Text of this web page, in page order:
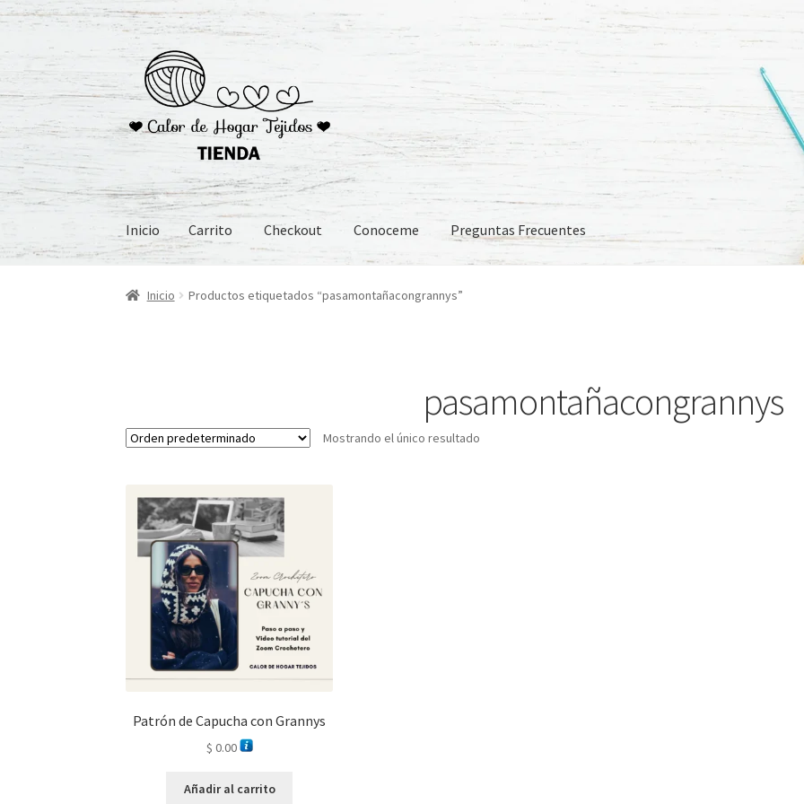
Ir
la
navegación
Ir
contenido
Inicio Carrito Checkout Conoceme Preguntas Frecuentes
Inicio Carrito Checkout Conoceme Preguntas Frecuentes
Inicio Productos etiquetados “pasamontañacongrannys”
pasamontañacongrannys
Mostrando el único resultado
Patrón de Capucha con Grannys
$ 0.00
Añadir al carrito